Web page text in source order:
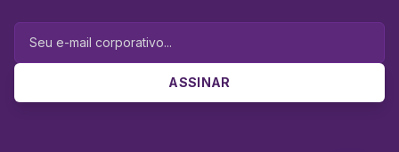
ASSINAR